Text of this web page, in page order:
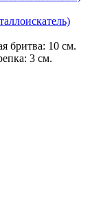
бритва: 10 см.
3 см.